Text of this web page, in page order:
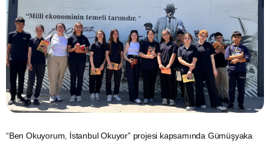
“Ben Okuyorum, İstanbul Okuyor” projesi kapsamında Gümüşyaka